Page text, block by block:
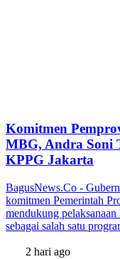
Komitmen
MBG, Andra Soni
KPPG Jakarta
BagusNews.Co -
komitmen Pemerintah
mendukung
sebagai salah satu
2 hari ago